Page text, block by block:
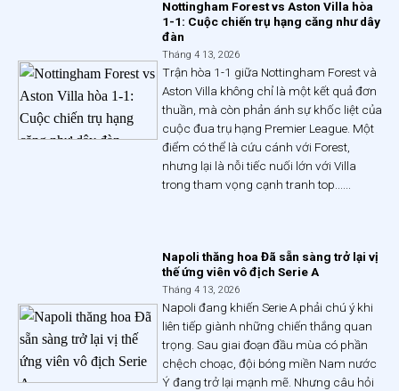
Nottingham Forest vs Aston Villa hòa
1-1: Cuộc chiến trụ hạng căng như dây
đàn
Tháng 4 13, 2026
Trận hòa 1-1 giữa Nottingham Forest và
Aston Villa không chỉ là một kết quả đơn
thuần, mà còn phản ánh sự khốc liệt của
cuộc đua trụ hạng Premier League. Một
điểm có thể là cứu cánh với Forest,
nhưng lại là nỗi tiếc nuối lớn với Villa
trong tham vọng cạnh tranh top......
Napoli thăng hoa Đã sẵn sàng trở lại vị
thế ứng viên vô địch Serie A
Tháng 4 13, 2026
Napoli đang khiến Serie A phải chú ý khi
liên tiếp giành những chiến thắng quan
trọng. Sau giai đoạn đầu mùa có phần
chệch choạc, đội bóng miền Nam nước
Ý đang trở lại mạnh mẽ. Nhưng câu hỏi